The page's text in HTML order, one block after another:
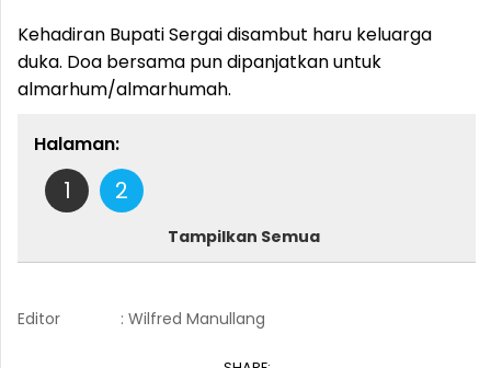
Kehadiran Bupati Sergai disambut haru keluarga
duka. Doa bersama pun dipanjatkan untuk
almarhum/almarhumah.
Halaman:
1 2
Tampilkan Semua
Editor : Wilfred Manullang